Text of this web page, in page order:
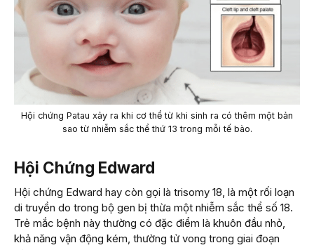
Hội chứng Patau xảy ra khi cơ thể từ khi sinh ra có thêm một bản
sao từ nhiễm sắc thể thứ 13 trong mỗi tế bào.
Hội Chứng Edward
Hội chứng Edward hay còn gọi là trisomy 18, là một rối loạn
di truyền do trong bộ gen bị thừa một nhiễm sắc thể số 18.
Trẻ mắc bệnh này thường có đặc điểm là khuôn đầu nhỏ,
khả năng vận động kém, thường tử vong trong giai đoạn